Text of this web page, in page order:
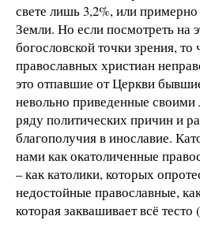
свете лишь 3,2%, или
Земли. Но если посмотреть на
богословской точки зрения,
православных христиан
это отпавшие от Церкви
невольно приведенные
ряду политических причин и
благополучия в инославие.
нами как окатоличенные
– как католики, которых
недостойные православные,
которая заквашивает всё